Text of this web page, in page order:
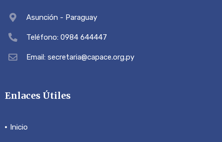
Asunción - Paraguay
Teléfono: 0984 644447
Email: secretaria@capace.org.py
Enlaces Útiles
Inicio